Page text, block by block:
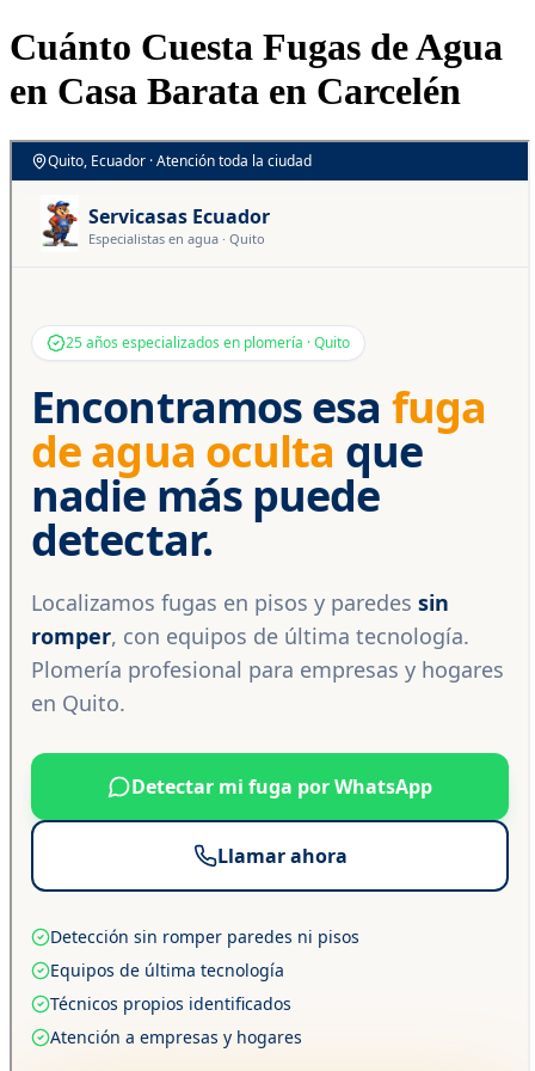
Cuánto Cuesta Fugas de Agua
en Casa Barata en Carcelén